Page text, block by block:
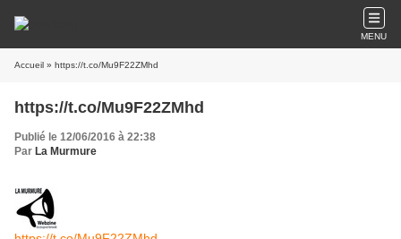
MENU
Accueil » https://t.co/Mu9F22ZMhd
https://t.co/Mu9F22ZMhd
Publié le 12/06/2016 à 22:38
Par La Murmure